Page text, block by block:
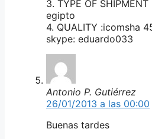
3. TYPE OF
egipto
4. QUALITY :icomsha
skype: eduardo033
Antonio P. Gutiérrez
26/01/2013 a las 00:00
Buenas tardes